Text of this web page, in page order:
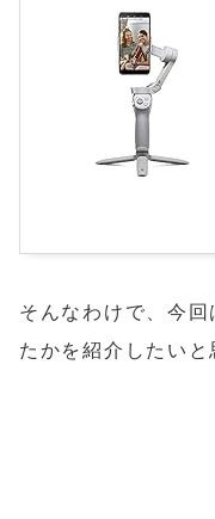
そんなわけで、今
たかを紹介したいと